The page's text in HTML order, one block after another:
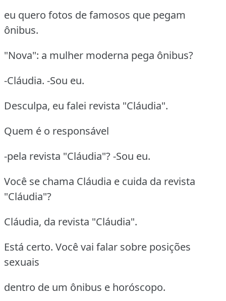
eu quero fotos de famosos que pegam
ônibus.
"Nova": a mulher moderna pega ônibus?
-Cláudia. -Sou eu.
Desculpa, eu falei revista "Cláudia".
Quem é o responsável
-pela revista "Cláudia"? -Sou eu.
Você se chama Cláudia e cuida da revista
"Cláudia"?
Cláudia, da revista "Cláudia".
Está certo. Você vai falar sobre posições
sexuais
dentro de um ônibus e horóscopo.